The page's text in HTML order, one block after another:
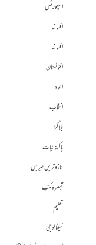
اسپورٹس
افسانہ
افسانہ
افغانستان
الحاد
انتخاب
بلاگز
پاکستانیات
تازہ ترین خبریں
تبصرہ کتب
تعلیم
ٹیکنالوجی